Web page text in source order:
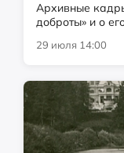
Архивные
доброты» и о
29 июля 14:00